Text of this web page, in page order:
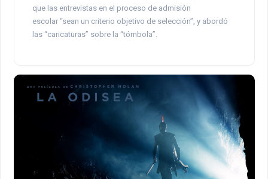
que las entrevistas en el proceso de admisión
escolar “sean un criterio objetivo de selección”, y abordó
las “caricaturas” sobre la “tómbola”.